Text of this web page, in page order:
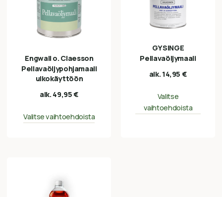
Engwall o. Claesson
Pellavaöljypohjamaali
ulkokäyttöön
alk. 49,95€
Valitse vaihtoehdoista
GYSINGE
Pellavaöljymaali
alk. 14,95 €
Valitse
vaihtoehdoista